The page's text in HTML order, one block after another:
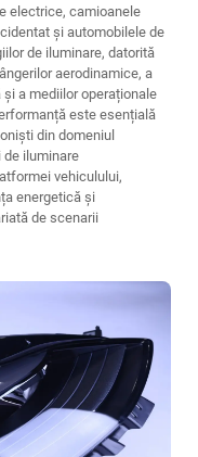
electrice, camioanele
și automobilele de
de iluminare, datorită
aerodinamice, a
a mediilor operaționale
este esențială
din domeniul
de iluminare
vehiculului,
energetică și
de scenarii